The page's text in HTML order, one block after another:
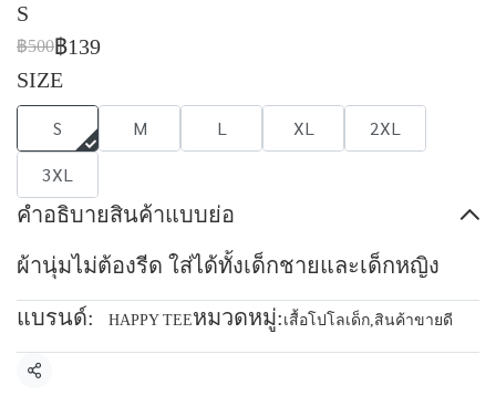
S
฿500฿139
SIZE
S M L XL
2XL
3XL
คำอธิบายสินค้าแบบย่อ
ผ้านุ่มไม่ต้องรีด ใส่ได้ทั้งเด็กชายและเด็กหญิง
แบรนด์: HAPPY TEEหมวดหมู่: เสื้อโปโลเด็ก,สินค้าขายดี
แชร์